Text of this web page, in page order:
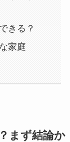
きる？
家庭
まず結論か